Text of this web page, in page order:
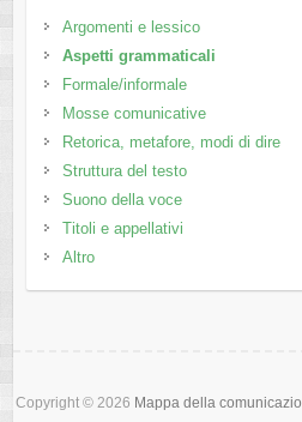
Argomenti e lessico
Aspetti grammaticali
Formale/informale
Mosse comunicative
Retorica, metafore, modi di dire
Struttura del testo
Suono della voce
Titoli e appellativi
Altro
Copyright © 2026 Mappa della